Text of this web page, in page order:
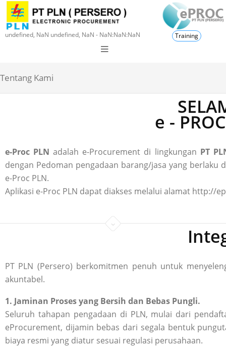
undefined, NaN undefined, NaN - NaN:NaN:NaN Training
Tentang Kami
e -
e-Proc PLN adalah e-Procurement di lingkungan PT
dengan Pedoman pengadaan barang/jasa yang berlaku
e-Proc PLN.
Aplikasi e-Proc PLN dapat diakses melalui alamat http://
PT PLN (Persero) berkomitmen penuh untuk
akuntabel.
1. Jaminan Proses yang Bersih dan Bebas Pungli.
Seluruh tahapan pengadaan di PLN, mulai dari
eProcurement, dijamin bebas dari segala bentuk
biaya resmi yang diatur sesuai regulasi perusahaan.